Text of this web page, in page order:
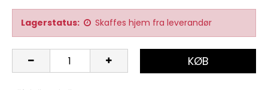
Lagerstatus: Skaffes hjem fra leverandør
KØB